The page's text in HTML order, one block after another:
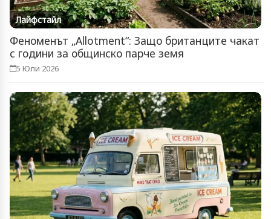
Лайфстайл
Феноменът „Allotment“: Защо британците чакат
с години за общинско парче земя
5 Юли 2026